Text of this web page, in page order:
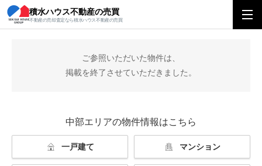
積水ハウス不動産の売買
不動産の売却査定なら積水ハウス不動産の売買
積水ハウス不動産の売買 中部エリアトップ
ご参照いただいた物件は、
掲載を終了させていただきました。
中部エリアの物件情報はこちら
一戸建て マンション